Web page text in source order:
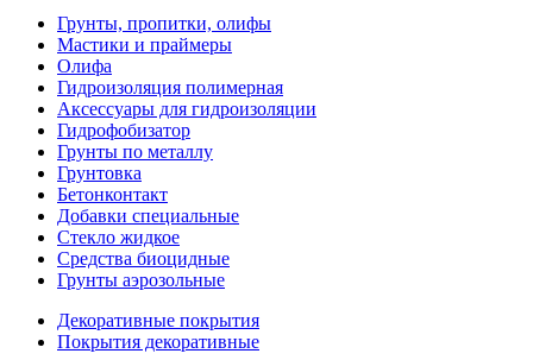
Грунты, пропитки, олифы
Мастики и праймеры
Олифа
Гидроизоляция полимерная
Аксессуары для гидроизоляции
Гидрофобизатор
Грунты по металлу
Грунтовка
Бетонконтакт
Добавки специальные
Стекло жидкое
Средства биоцидные
Грунты аэрозольные
Декоративные покрытия
Покрытия декоративные